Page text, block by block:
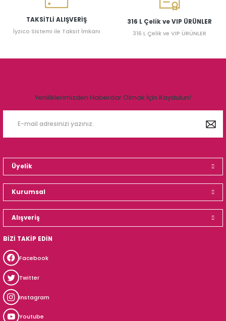
TAKSİTLİ ALIŞVERİŞ
İyzico Sistemi ile Taksit İmkanı
316 L Çelik ve VIP ÜRÜNLER
316 L Çelik ve VIP ÜRÜNLER
Yeniliklerimizden Haberdar Olmak İçin Kaydulun!
Üyelik
Kurumsal
Alışveriş
BİZİ TAKİP EDİN
Facebook
Twitter
Instagram
Youtube